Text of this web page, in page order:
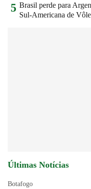
5 Brasil perde para
Sul-Americana de
Últimas Notícias
Botafogo